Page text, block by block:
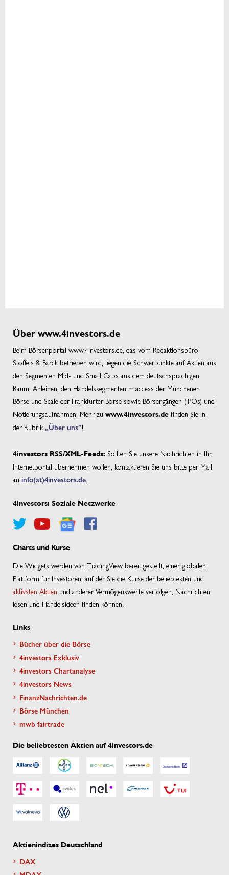
Über www.4investors.de
Beim Börsenportal www.4investors.de, das vom Redaktionsbüro
Stoffels & Barck betrieben wird, liegen die Schwerpunkte auf Aktien aus
den Segmenten Mid- und Small Caps aus dem deutschsprachigen
Raum, Anleihen, den Handelssegmenten m:access der Münchener
Börse und Scale der Frankfurter Börse sowie Börsengängen (IPOs) und
Notierungsaufnahmen. Mehr zu www.4investors.de finden Sie in
der Rubrik „Über uns”!
4investors RSS/XML-Feeds: Sollten Sie unsere Nachrichten in Ihr
Internetportal übernehmen wollen, kontaktieren Sie uns bitte per Mail
an info(at)4investors.de
4investors: Soziale Netzwerke
Charts und Kurse
Die Widgets werden von TradingView bereit gestellt, einer globalen
Plattform für Investoren, auf der Sie die Kurse der beliebtesten und
aktivsten Aktien und anderer Vermögenswerte verfolgen, Nachrichten
lesen und Handelsideen finden können.
Links
Bücher über die Börse
4investors Exklusiv
4investors Chartanalyse
4investors News
FinanzNachrichten.de
Börse München
mwb fairtrade
Die beliebtesten Aktien auf 4investors.de
Aktienindizes Deutschland
DAX